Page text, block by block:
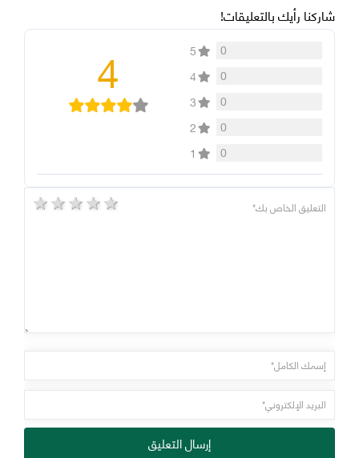
شاركنا رأيك بالتعليقات!
0
5
0
4
0
3
0
2
0
1
4
5 stars 4 stars 3 stars 2 stars 1 star
إرسال التعليق